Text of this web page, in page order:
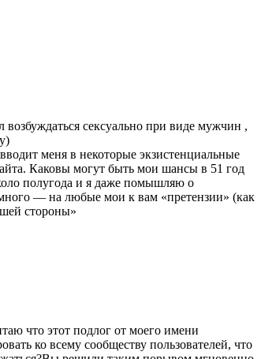
возбуждаться сексуально при виде мужчин ,
меня в некоторые экзистенциальные
Каковы могут быть мои шансы в 51 год
полугода и я даже помышляю о
— на любые мои к вам «претензии» (как
стороны»
что этот подлог от моего имени
ко всему сообществу пользователей, что